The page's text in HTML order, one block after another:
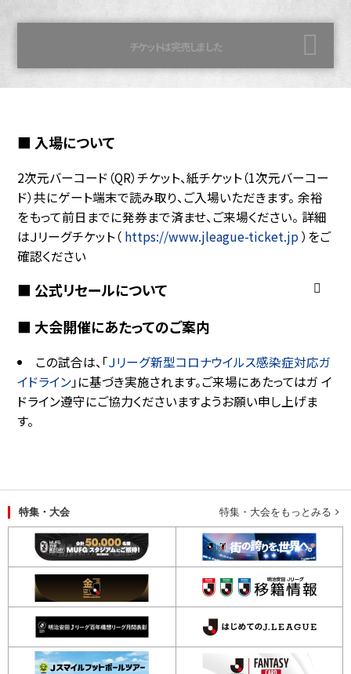
チケットは完売しました
■ 入場について
2次元バーコード（QR）チケット、紙チケット（1次元バーコー
ド）共にゲート端末で読み取り、ご入場いただきます。 余裕
をもって前日までに発券まで済ませ、ご来場ください。 詳細
はＪリーグチケット（ https://www.jleague-ticket.jp）をご
確認ください
■ 公式リセールについて
■ 大会開催にあたってのご案内
この試合は、「Ｊリーグ新型コロナウイルス感染症対応ガ
イドライン」に基づき実施されます。ご来場にあたってはガ イ
ドライン遵守にご協力くださいますようお願い申し上げま
す。
特集・大会 特集・大会をもっとみる